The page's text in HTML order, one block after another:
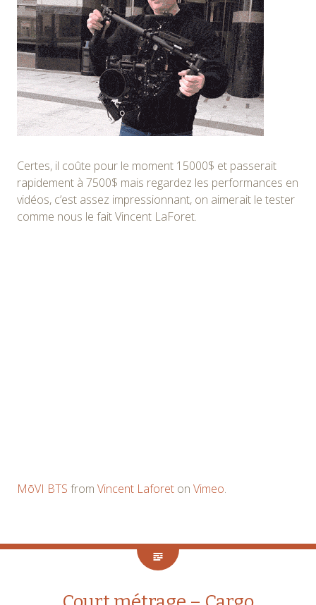
Certes, il coûte pour le moment 15000$ et passerait
rapidement à 7500$ mais regardez les performances en
vidéos, c’est assez impressionnant, on aimerait le tester
comme nous le fait Vincent LaForet.
MōVI BTS from Vincent Laforet on Vimeo.